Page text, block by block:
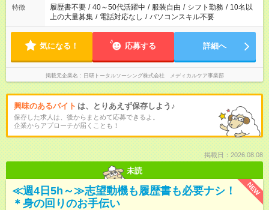
場合は応募できません。
特徴 履歴書不要 / 40～50代活躍中 / 服装自由 / シフト勤務 / 10名以
上の大量募集 / 電話対応なし / パソコンスキル不要
気になる！ 応募する 詳細へ
掲載元企業名 日研トータルソーシング株式会社 メディカルケア事業部
興味のあるバイト は、とりあえず保存しよう♪
保存した求人は、後からまとめて応募できるよ。
企業からアプローチが届くことも！
掲載日：2026.08.08
未読
NEW
≪週4日5h～≫志望動機も履歴書も必要ナシ！
＊身の回りのお手伝い